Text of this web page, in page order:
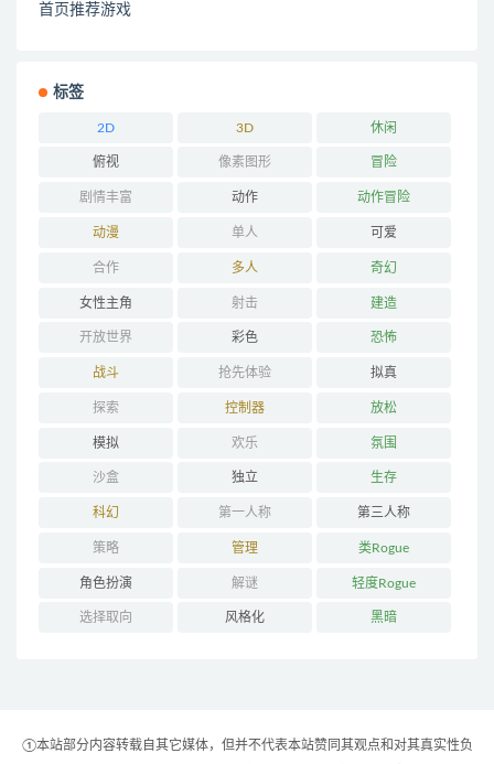
首页推荐游戏
标签
2D 3D 休闲
俯视 像素图形 冒险
剧情丰富 动作 动作冒险
动漫 单人 可爱
合作 多人 奇幻
女性主角 射击 建造
开放世界 彩色 恐怖
战斗 抢先体验 拟真
探索 控制器 放松
模拟 欢乐 氛围
沙盒 独立 生存
科幻 第一人称 第三人称
策略 管理 类Rogue
角色扮演 解谜 轻度Rogue
选择取向 风格化 黑暗
①本站部分内容转载自其它媒体，但并不代表本站赞同其观点和对其真实性负